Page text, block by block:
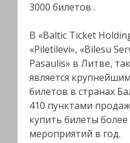
3000 билетов .
В «Baltic Ticket
«Piletilevi», «Bilesu
Pasaulis» в Литве,
является
билетов в странах
410 пунктами
купить билеты
мероприятий в год.